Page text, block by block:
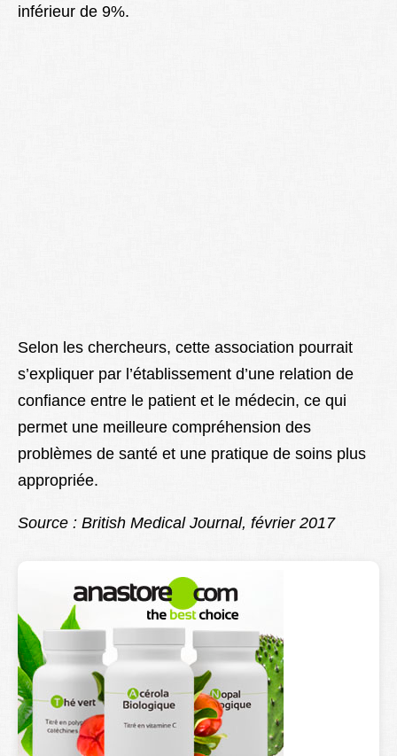
inférieur de 9%.
Selon les chercheurs, cette association pourrait
s’expliquer par l’établissement d’une relation de
confiance entre le patient et le médecin, ce qui
permet une meilleure compréhension des
problèmes de santé et une pratique de soins plus
appropriée.
Source : British Medical Journal, février 2017